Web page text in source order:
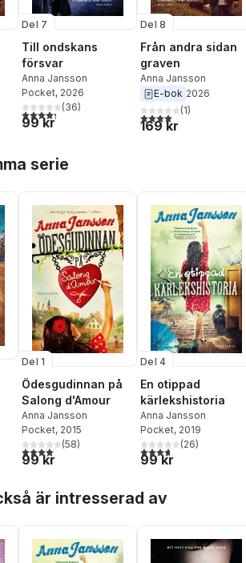
Del 7
Till ondskans
försvar
Anna Jansson
Pocket, 2026
4,3utav 5 stjärnor. Totalt antal röster:
(36)
99 kr
Del 8
Från andra sidan
graven
Anna Jansson
E-bok 2026
4,0utav 5 stjärnor.
(1)
169 kr
serie
antal röster:
Del 1
Ödesgudinnan på
Salong d'Amour
Anna Jansson
Pocket, 2015
4,0utav 5 stjärnor. Totalt antal röster:
(58)
99 kr
Del 4
En otippad
kärlekshistoria
Anna Jansson
Pocket, 2019
3,7utav 5 stjärnor.
(26)
99 kr
är intresserad av